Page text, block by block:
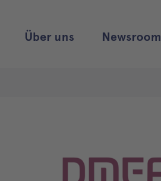
Über uns Newsroom